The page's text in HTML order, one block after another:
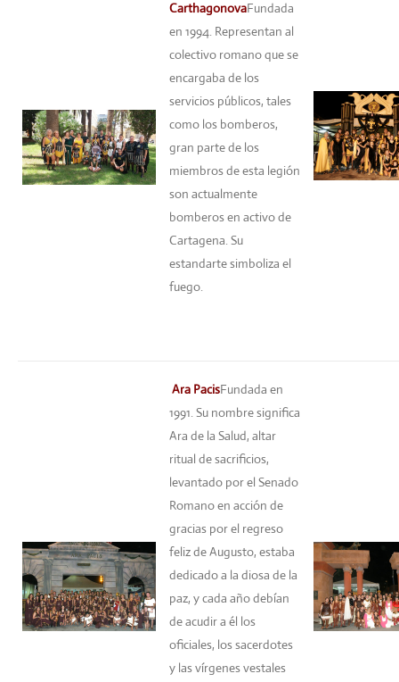
CarthagonovaFundada
en 1994. Representan al
colectivo romano que se
encargaba de los
servicios públicos, tales
como los bomberos,
gran parte de los
miembros de esta legión
son actualmente
bomberos en activo de
Cartagena. Su
estandarte simboliza el
fuego.
Ara PacisFundada en
1991. Su nombre significa
Ara de la Salud, altar
ritual de sacrificios,
levantado por el Senado
Romano en acción de
gracias por el regreso
feliz de Augusto, estaba
dedicado a la diosa de la
paz, y cada año debían
de acudir a él los
oficiales, los sacerdotes
y las vírgenes vestales